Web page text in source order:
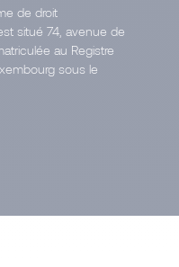
de droit
situé 74, avenue de
au Registre
sous le